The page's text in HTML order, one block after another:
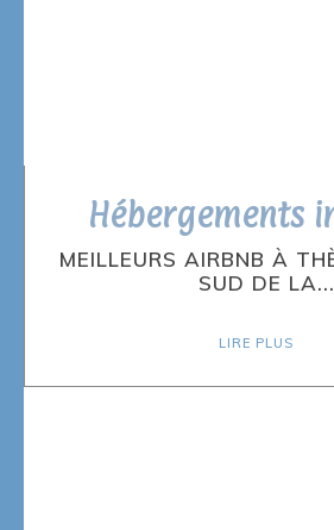
Hébergements
MEILLEURS AIRBNB À
SUD DE LA...
LIRE PLUS